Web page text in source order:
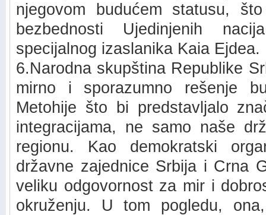
njegovom budućem statusu,
bezbednosti Ujedinjenih
specijalnog izaslanika Kaia Ejdea.
6.Narodna skupština Republike
mirno i sporazumno rešenje
Metohije što bi predstavljalo
integracijama, ne samo naše
regionu. Kao demokratski
državne zajednice Srbija i Crna
veliku odgovornost za mir i
okruženju. U tom pogledu,